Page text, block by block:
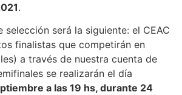
.
selección será la siguiente: el CEAC
finalistas que competirán en
a través de nuestra cuenta de
se realizarán el día
a las 19 hs, durante 24